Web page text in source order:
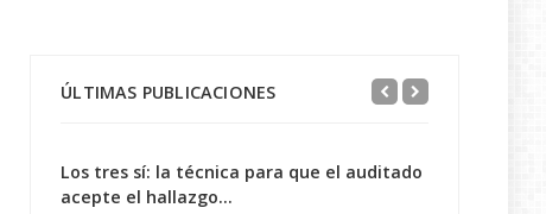
ÚLTIMAS PUBLICACIONES
Los tres sí: la técnica para que el auditado
acepte el hallazgo...